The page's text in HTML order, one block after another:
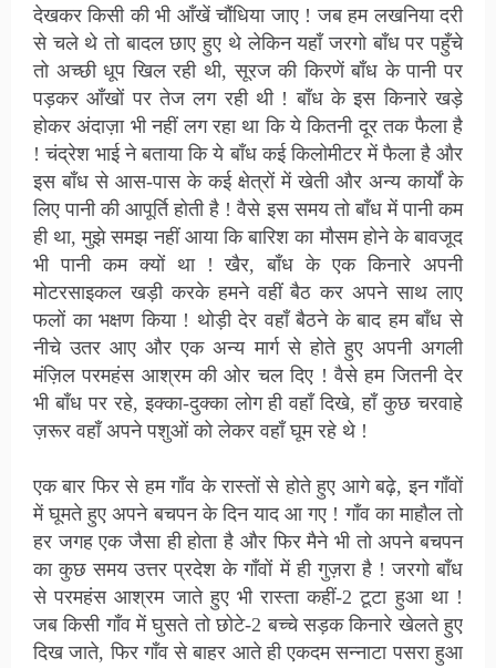
देखकर किसी की भी आँखें चौंधिया जाए ! जब हम लखनिया दरी
से चले थे तो बादल छाए हुए थे लेकिन यहाँ जरगो बाँध पर पहुँचे
तो अच्छी धूप खिल रही थी, सूरज की किरणें बाँध के पानी पर
पड़कर आँखों पर तेज लग रही थी ! बाँध के इस किनारे खड़े
होकर अंदाज़ा भी नहीं लग रहा था कि ये कितनी दूर तक फैला है
! चंद्रेश भाई ने बताया कि ये बाँध कई किलोमीटर में फैला है और
इस बाँध से आस-पास के कई क्षेत्रों में खेती और अन्य कार्यों के
लिए पानी की आपूर्ति होती है ! वैसे इस समय तो बाँध में पानी कम
ही था, मुझे समझ नहीं आया कि बारिश का मौसम होने के बावजूद
भी पानी कम क्यों था ! खैर, बाँध के एक किनारे अपनी
मोटरसाइकल खड़ी करके हमने वहीं बैठ कर अपने साथ लाए
फलों का भक्षण किया ! थोड़ी देर वहाँ बैठने के बाद हम बाँध से
नीचे उतर आए और एक अन्य मार्ग से होते हुए अपनी अगली
मंज़िल परमहंस आश्रम की ओर चल दिए ! वैसे हम जितनी देर
भी बाँध पर रहे, इक्का-दुक्का लोग ही वहाँ दिखे, हाँ कुछ चरवाहे
ज़रूर वहाँ अपने पशुओं को लेकर वहाँ घूम रहे थे !
एक बार फिर से हम गाँव के रास्तों से होते हुए आगे बढ़े, इन गाँवों
में घूमते हुए अपने बचपन के दिन याद आ गए ! गाँव का माहौल तो
हर जगह एक जैसा ही होता है और फिर मैने भी तो अपने बचपन
का कुछ समय उत्तर प्रदेश के गाँवों में ही गुज़रा है ! जरगो बाँध
से परमहंस आश्रम जाते हुए भी रास्ता कहीं-2 टूटा हुआ था !
जब किसी गाँव में घुसते तो छोटे-2 बच्चे सड़क किनारे खेलते हुए
दिख जाते, फिर गाँव से बाहर आते ही एकदम सन्नाटा पसरा हुआ